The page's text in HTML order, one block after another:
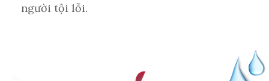
người tội lỗi.